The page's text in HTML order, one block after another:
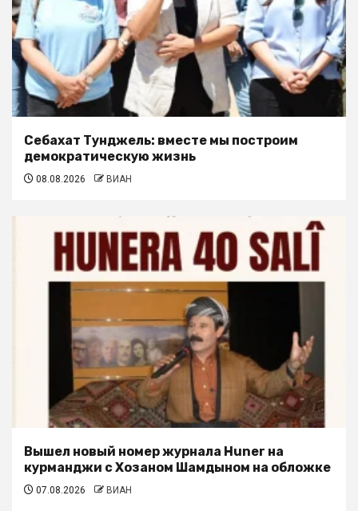
Себахат Тунджель: вместе мы построим
демократическую жизнь
08.08.2026 ВИАН
Вышел новый номер журнала Huner на
курманджи с Хозаном Шамдыном на обложке
07.08.2026 ВИАН